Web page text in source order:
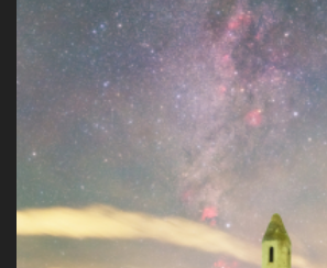
témám egyike volt.